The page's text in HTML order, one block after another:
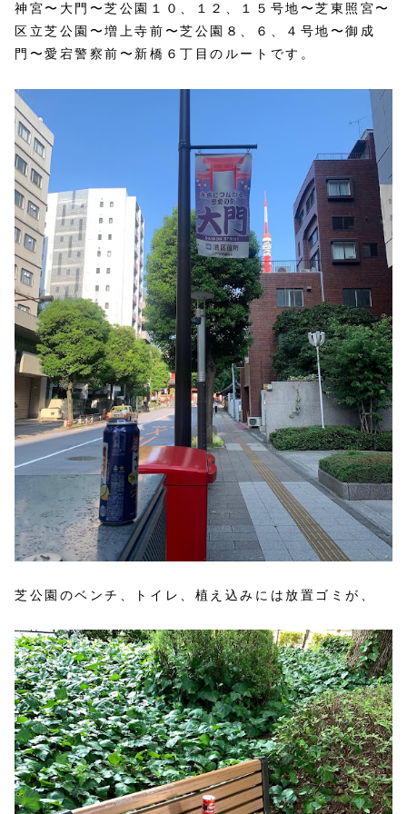
神宮〜大門〜芝公園１０、１２、１５号地〜芝東照宮〜
区立芝公園〜増上寺前〜芝公園８、６、４号地〜御成
門〜愛宕警察前〜新橋６丁目のルートです。
芝公園のベンチ、トイレ、植え込みには放置ゴミが、